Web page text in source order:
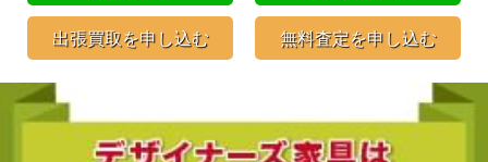
出張買取を申し込む 無料査定を申し込む